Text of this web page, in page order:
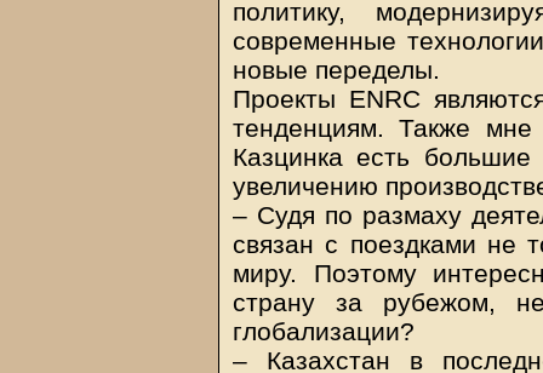
политику,
современные
новые переделы.
Проекты ENRC
тенденциям. Также
Казцинка есть
увеличению
– Судя по размаху
связан с поездками не
миру. Поэтому
страну за рубежом,
глобализации?
– Казахстан в